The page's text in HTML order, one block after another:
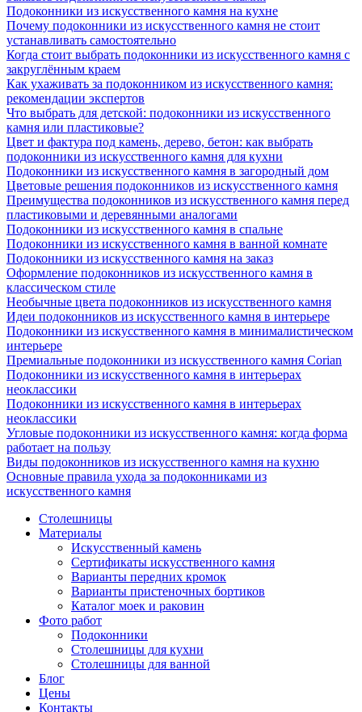
Подоконники из искусственного камня на кухне
Почему подоконники из искусственного камня не стоит
устанавливать самостоятельно
Когда стоит выбрать подоконники из искусственного камня с
закруглённым краем
Как ухаживать за подоконником из искусственного камня:
рекомендации экспертов
Что выбрать для детской: подоконники из искусственного
камня или пластиковые?
Цвет и фактура под камень, дерево, бетон: как выбрать
подоконники из искусственного камня для кухни
Подоконники из искусственного камня в загородный дом
Цветовые решения подоконников из искусственного камня
Преимущества подоконников из искусственного камня перед
пластиковыми и деревянными аналогами
Подоконники из искусственного камня в спальне
Подоконники из искусственного камня в ванной комнате
Подоконники из искусственного камня на заказ
Оформление подоконников из искусственного камня в
классическом стиле
Необычные цвета подоконников из искусственного камня
Идеи подоконников из искусственного камня в интерьере
Подоконники из искусственного камня в минималистическом
интерьере
Премиальные подоконники из искусственного камня Corian
Подоконники из искусственного камня в интерьерах
неоклассики
Подоконники из искусственного камня в интерьерах
неоклассики
Угловые подоконники из искусственного камня: когда форма
работает на пользу
Виды подоконников из искусственного камня на кухню
Основные правила ухода за подоконниками из
искусственного камня
Столешницы
Материалы
Искусственный камень
Сертификаты искусственного камня
Варианты передних кромок
Варианты пристеночных бортиков
Каталог моек и раковин
Фото работ
Подоконники
Столешницы для кухни
Столешницы для ванной
Блог
Цены
Контакты